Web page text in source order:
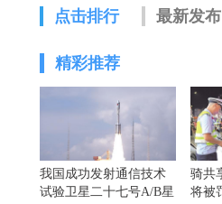
点击排行 最新发布
精彩推荐
我国成功发射通信技术
试验卫星二十七号A/B星
骑共
将被